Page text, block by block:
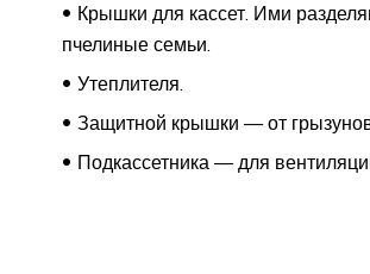
Крышки для кассет. Ими
пчелиные семьи.
Утеплителя.
Защитной крышки — от
Подкассетника — для